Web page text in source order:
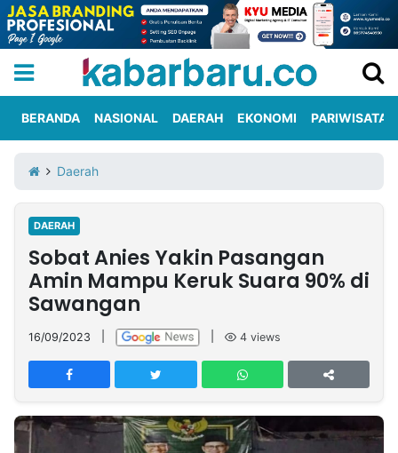
Iklan
Berita
Kami
Nasional
International
Olahraga
Entertainment
Daerah
Pariwisata
Kuliner
Kolom
Network
PT
TREETAN
INDONESIA
BERANDA NASIONAL DAERAH EKONOMI PARIWISATA
Daerah
DAERAH
Sobat Anies Yakin Pasangan
Amin Mampu Keruk Suara 90% di
Sawangan
16/09/2023 4 views